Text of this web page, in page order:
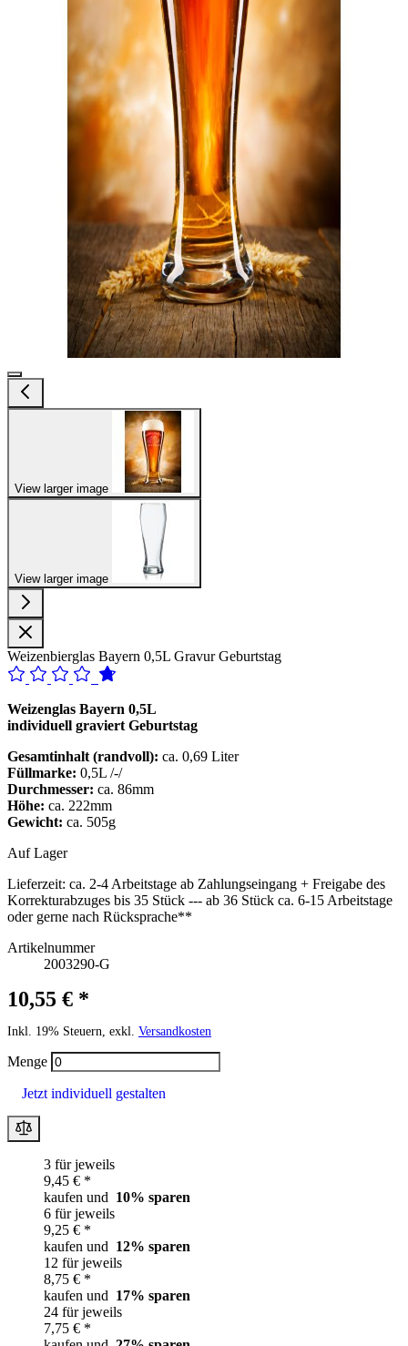
View larger image
View larger image
Weizenbierglas Bayern 0,5L Gravur Geburtstag
Weizenglas Bayern 0,5L
individuell graviert Geburtstag
Gesamtinhalt (randvoll): ca. 0,69 Liter
Füllmarke: 0,5L /-/
Durchmesser: ca. 86mm
Höhe: ca. 222mm
Gewicht: ca. 505g
Auf Lager
Lieferzeit: ca. 2-4 Arbeitstage ab Zahlungseingang + Freigabe des
Korrekturabzuges bis 35 Stück --- ab 36 Stück ca. 6-15 Arbeitstage
oder gerne nach Rücksprache**
Artikelnummer
2003290-G
10,55 € *
Inkl. 19% Steuern, exkl. Versandkosten
Menge
Jetzt individuell gestalten
3 für jeweils
9,45 € *
kaufen und 10% sparen
6 für jeweils
9,25 € *
kaufen und 12% sparen
12 für jeweils
8,75 € *
kaufen und 17% sparen
24 für jeweils
7,75 € *